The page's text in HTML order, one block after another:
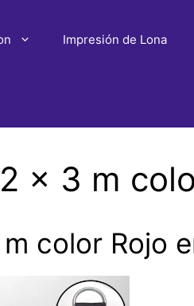
Impresión de Lona
x 3 m
color Rojo